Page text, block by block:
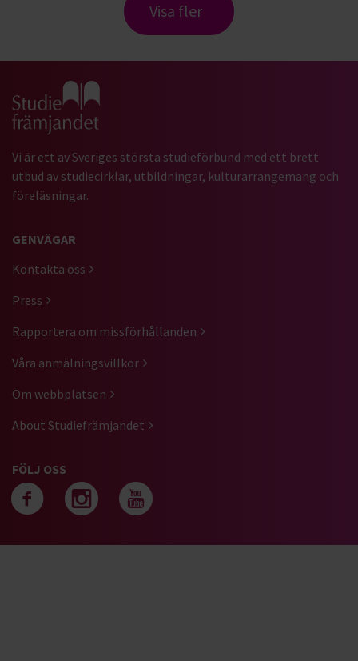
Visa fler
Gå till studiefrämjandets startsida
Vi är ett av Sveriges största studieförbund med ett brett
utbud av studiecirklar, utbildningar, kulturarrangemang och
föreläsningar.
GENVÄGAR
Kontakta oss
Press
Rapportera om missförhållanden
Våra anmälningsvillkor
Om webbplatsen
About Studiefrämjandet
FÖLJ OSS
Följ oss på facebook
Följ oss på
Följ oss på